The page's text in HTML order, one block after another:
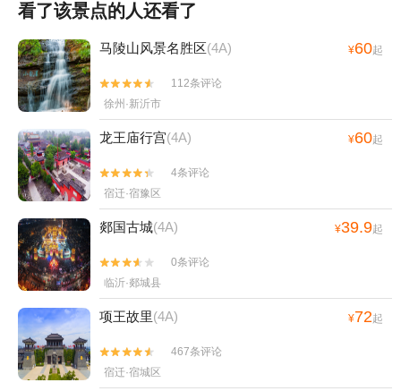
看了该景点的人还看了
马陵山风景名胜区(4A) ¥60起


112条评论
徐州·新沂市
龙王庙行宫(4A) ¥60起


4条评论
宿迁·宿豫区
郯国古城(4A) ¥39.9起


0条评论
临沂·郯城县
项王故里(4A) ¥72起


467条评论
宿迁·宿城区